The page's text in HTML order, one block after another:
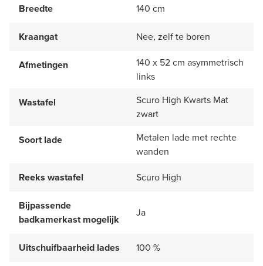
Breedte 140 cm
Kraangat Nee, zelf te boren
Afmetingen
140 x 52 cm asymmetrisch
links
Wastafel
Scuro High Kwarts Mat
zwart
Soort lade
Metalen lade met rechte
wanden
Reeks wastafel
Scuro High
Bijpassende
badkamerkast mogelijk
Ja
Uitschuifbaarheid lades 100 %